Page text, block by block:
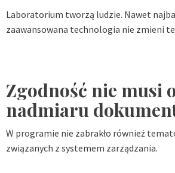
Laboratorium tworzą ludzie. Nawet
zaawansowana technologia nie zmieni
Zgodność nie musi
nadmiaru
W programie nie zabrakło również
związanych z systemem zarządzania.